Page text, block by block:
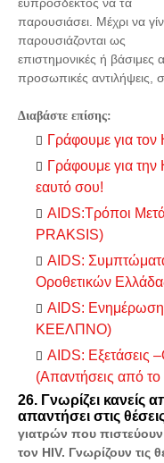
παρουσιάσει. Μέχρι να
παρουσιάζονται ως
επιστημονικές ή βάσιμες
προσωπικές αντιλήψεις,
Διαβάστε επίσης:
Γράφουμε για
Γράφουμε για
εαυτό σου!
AIDS:Τρόποι
PRAKSIS)
AIDS:
Οροθετικών
AIDS: Ενημέρωση
ΚΕΕΛΠΝΟ)
AIDS: Εξετάσεις
(Απαντήσεις από
26. Γνωρίζει κανείς
απαντήσει στις
γιατρών που
τον HIV. Γνωρίζουν τις